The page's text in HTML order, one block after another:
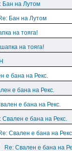
Бан на Лутом
Бан на Лутом
на тояга!
на тояга!
е бана на Рекс.
е бана на Рекс.
е бана на Рекс.
Свален е бана на Рекс.
Свален е бана на
Re: Свален е бана на